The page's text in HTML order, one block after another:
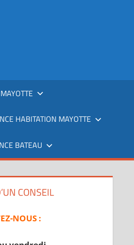
HABITATION MAYOTTE
BATEAU
CONSEIL
NOUS :